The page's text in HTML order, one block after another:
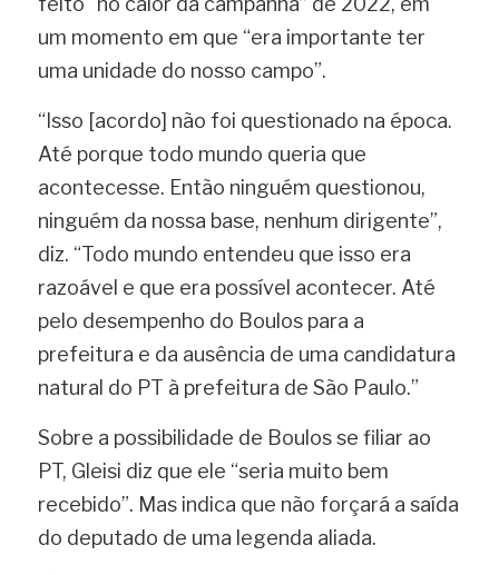
um momento em que “era importante ter
uma unidade do nosso campo”.
“Isso [acordo] não foi questionado na época.
Até porque todo mundo queria que
acontecesse. Então ninguém questionou,
ninguém da nossa base, nenhum dirigente”,
diz. “Todo mundo entendeu que isso era
razoável e que era possível acontecer. Até
pelo desempenho do Boulos para a
prefeitura e da ausência de uma candidatura
natural do PT à prefeitura de São Paulo.”
Sobre a possibilidade de Boulos se filiar ao
PT, Gleisi diz que ele “seria muito bem
recebido”. Mas indica que não forçará a saída
do deputado de uma legenda aliada.